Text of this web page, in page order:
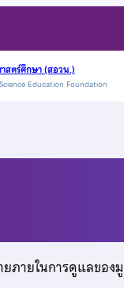
สตร์ศึกษา (สอวน.)
Education Foundation
ภายในการดูแลของ